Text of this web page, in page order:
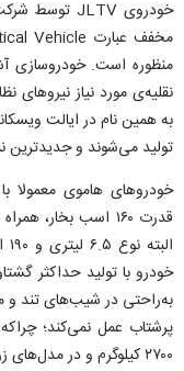
خودروی JLTV توسط شرکت سهامی عام
نقلیه‌ی مورد نیاز
تولید می‌شوند و جدیدترین نمونه‌ی آن،
قدرت ۱۶۰ اسب
به‌راحتی در شیب‌های تند و
پرشتاب عمل نمی‌کند؛
۲۷۰۰ کیلوگرم و در مدل‌های زرهی، بیش از ۶ تن است.